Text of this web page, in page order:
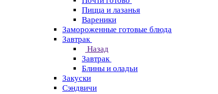
Пицца и лазанья
Вареники
Замороженные готовые блюда
Завтрак
Назад
Завтрак
Блины и оладьи
Закуски
Сэндвичи